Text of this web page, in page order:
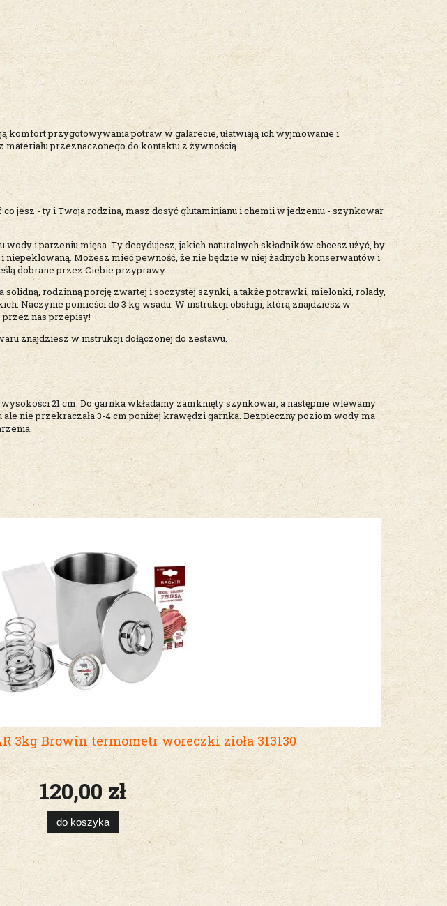
komfort przygotowywania potraw w galarecie, ułatwiają ich wyjmowanie i
przeznaczonego do kontaktu z żywnością.
jesz - ty i Twoja rodzina, masz dosyć glutaminianu i chemii w jedzeniu - szynkowar
wody i parzeniu mięsa. Ty decydujesz, jakich naturalnych składników chcesz użyć, by
niepeklowaną. Możesz mieć pewność, że nie będzie w niej żadnych konserwantów i
dobrane przez Ciebie przyprawy.
solidną, rodzinną porcję zwartej i soczystej szynki, a także potrawki, mielonki, rolady,
Naczynie pomieści do 3 kg wsadu. W instrukcji obsługi, którą znajdziesz w
nas przepisy!
znajdziesz w instrukcji dołączonej do zestawu.
21 cm. Do garnka wkładamy zamknięty szynkowar, a następnie wlewamy
nie przekraczała 3-4 cm poniżej krawędzi garnka. Bezpieczny poziom wody ma
3kg Browin termometr woreczki zioła 313130
120,00 zł
do koszyka